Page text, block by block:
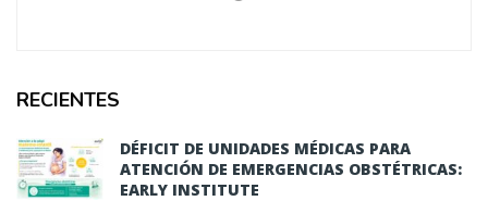
RECIENTES
DÉFICIT DE UNIDADES MÉDICAS PARA
ATENCIÓN DE EMERGENCIAS OBSTÉTRICAS:
EARLY INSTITUTE